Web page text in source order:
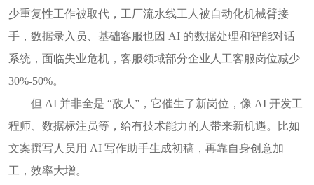
少重复性工作被取代，工厂流水线工人被自动化机械臂接
手，数据录入员、基础客服也因 AI 的数据处理和智能对话
系统，面临失业危机，客服领域部分企业人工客服岗位减少
30%-50%。
但 AI 并非全是 “敌人”，它催生了新岗位，像 AI 开发工
程师、数据标注员等，给有技术能力的人带来新机遇。比如
文案撰写人员用 AI 写作助手生成初稿，再靠自身创意加
工，效率大增。